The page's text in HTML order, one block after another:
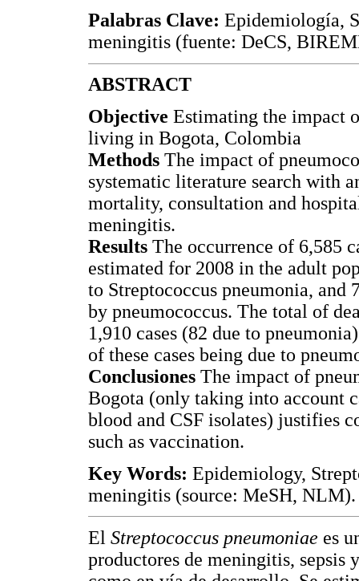
Palabras Clave: Epidemiología,
meningitis (fuente: DeCS,
ABSTRACT
Objective Estimating the impact
living in Bogota, Colombia
Methods The impact of
systematic literature search with
mortality, consultation and
meningitis.
Results The occurrence of 6,585
estimated for 2008 in the adult
to Streptococcus pneumonia, and
by pneumococcus. The total of
1,910 cases (82 due to
of these cases being due to
Conclusiones The impact of
Bogota (only taking into account
blood and CSF isolates) justifies
such as vaccination.
Key Words: Epidemiology,
meningitis (source: MeSH, NLM).
El Streptococcus pneumoniae es
productores de meningitis, sepsis